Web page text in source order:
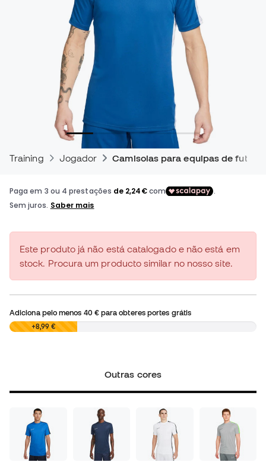
Training Jogador Camisolas para equipas de
Este produto já não está catalogado e não está em
stock. Procura um producto similar no nosso site.
Adiciona pelo menos 40 €para obteres portes grátis
0,00 €+8,99 €
Outras cores